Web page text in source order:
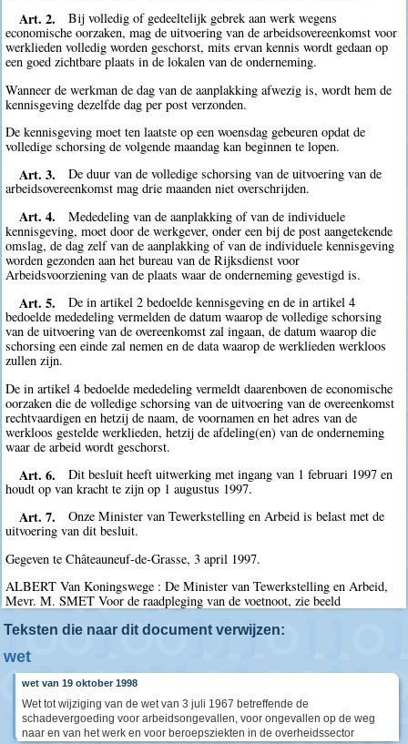
Art. 2.
Bij volledig of gedeeltelijk gebrek aan werk wegens
economische oorzaken, mag de uitvoering van de arbeidsovereenkomst voor
werklieden volledig worden geschorst, mits ervan kennis wordt gedaan op
een goed zichtbare plaats in de lokalen van de onderneming.
Wanneer de werkman de dag van de aanplakking afwezig is, wordt hem de
kennisgeving dezelfde dag per post verzonden.
De kennisgeving moet ten laatste op een woensdag gebeuren opdat de
volledige schorsing de volgende maandag kan beginnen te lopen.
Art. 3.
De duur van de volledige schorsing van de uitvoering van de
arbeidsovereenkomst mag drie maanden niet overschrijden.
Art. 4.
Mededeling van de aanplakking of van de individuele
kennisgeving, moet door de werkgever, onder een bij de post aangetekende
omslag, de dag zelf van de aanplakking of van de individuele kennisgeving
worden gezonden aan het bureau van de Rijksdienst voor
Arbeidsvoorziening van de plaats waar de onderneming gevestigd is.
Art. 5.
De in artikel 2 bedoelde kennisgeving en de in artikel 4
bedoelde mededeling vermelden de datum waarop de volledige schorsing
van de uitvoering van de overeenkomst zal ingaan, de datum waarop die
schorsing een einde zal nemen en de data waarop de werklieden werkloos
zullen zijn.
De in artikel 4 bedoelde mededeling vermeldt daarenboven de economische
oorzaken die de volledige schorsing van de uitvoering van de overeenkomst
rechtvaardigen en hetzij de naam, de voornamen en het adres van de
werkloos gestelde werklieden, hetzij de afdeling(en) van de onderneming
waar de arbeid wordt geschorst.
Art. 6.
Dit besluit heeft uitwerking met ingang van 1 februari 1997 en
houdt op van kracht te zijn op 1 augustus 1997.
Art. 7.
Onze Minister van Tewerkstelling en Arbeid is belast met de
uitvoering van dit besluit.
Gegeven te Châteauneuf-de-Grasse, 3 april 1997.
ALBERT Van Koningswege : De Minister van Tewerkstelling en Arbeid,
Mevr. M. SMET Voor de raadpleging van de voetnoot, zie beeld
Teksten die naar dit document verwijzen:
wet
wet van 19 oktober 1998
Wet tot wijziging van de wet van 3 juli 1967 betreffende de
schadevergoeding voor arbeidsongevallen, voor ongevallen op de weg
naar en van het werk en voor beroepsziekten in de overheidssector